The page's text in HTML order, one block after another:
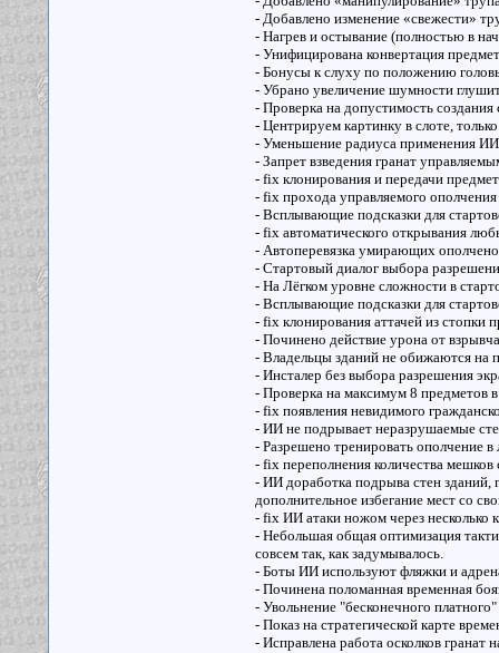
- Добавлено изменение «свежести»
- Нагрев и остывание (полностью в
- Унифицирована конвертация
- Бонусы к слуху по положению
- Убрано увеличение шумности
- Проверка на допустимость создания
- Центрируем картинку в слоте,
- Уменьшение радиуса применения
- Запрет взведения гранат
- fix клонирования и передачи
- fix прохода управляемого ополчения
- Всплывающие подсказки для
- fix автоматического открывания
- Автоперевязка умирающих
- Стартовый диалог выбора
- На Лёгком уровне сложности в
- Всплывающие подсказки для
- fix клонирования аттачей из стопки
- Починено действие урона от
- Владельцы зданий не обижаются
- Инсталер без выбора разрешения
- Проверка на максимум 8 предметов
- fix появления невидимого
- ИИ не подрывает неразрушаемые
- Разрешено тренировать ополчение
- fix переполнения количества мешков
- ИИ доработка подрыва стен зданий,
дополнительное избегание мест со
- fix ИИ атаки ножом через несколько
- Небольшая общая оптимизация
совсем так, как задумывалось.
- Боты ИИ используют фляжки и
- Починена поломанная временная
- Увольнение "бесконечного
- Показ на стратегической карте
- Исправлена работа осколков гранат